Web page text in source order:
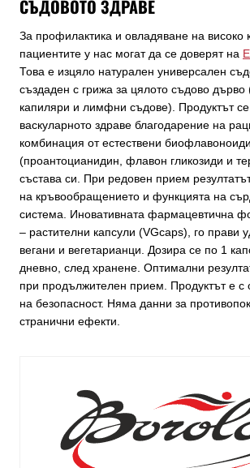
СЪДОВОТО ЗДРАВЕ
За профилактика и овладяване на високо
пациентите у нас могат да се доверят на
Това е изцяло натурален универсален
създаден с грижа за цялото съдово дърво
капиляри и лимфни съдове). Продуктът
васкуларното здраве благодарение на
комбинация от естествени биофлавоноиди
(проантоцианидин, флавон гликозиди и
състава си. При редовен прием
на кръвообращението и функцията на
система. Иновативната фармацевтична
– растителни капсули (VGcaps), го прави
вегани и вегетарианци. Дозира се по 1
дневно, след хранене. Оптимални
при продължителен прием. Продуктът е с
на безопасност. Няма данни за
странични ефекти.